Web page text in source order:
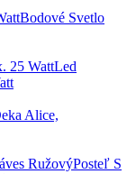
Bodové Svetlo
Led
Alice,
Posteľ S